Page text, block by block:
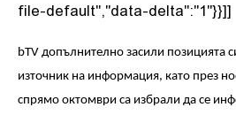
file-default","data-delta":"1"}}]]
bTV допълнително засили позицията
източник на информация, като през
спрямо октомври са избрали да се